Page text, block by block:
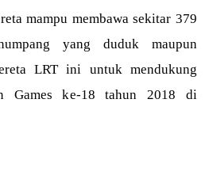
mampu membawa sekitar 379
yang duduk maupun
LRT ini untuk mendukung
Games ke-18 tahun 2018 di